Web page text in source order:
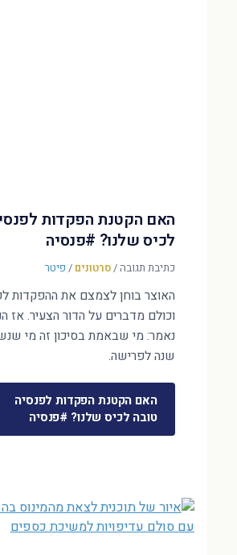
האם הקטנת הפקדות
לכיס שלנו? #פנסיה
כתיבת תגובה/סרטונים / פיטר
האוצר בוחן לצמצם את ההפקדות
וכולם מדברים על הדור הצעיר. אז
שנה לפרישה.
האם הקטנת הפקדות לפנסיה
טובה לכיס שלנו? #פנסיה